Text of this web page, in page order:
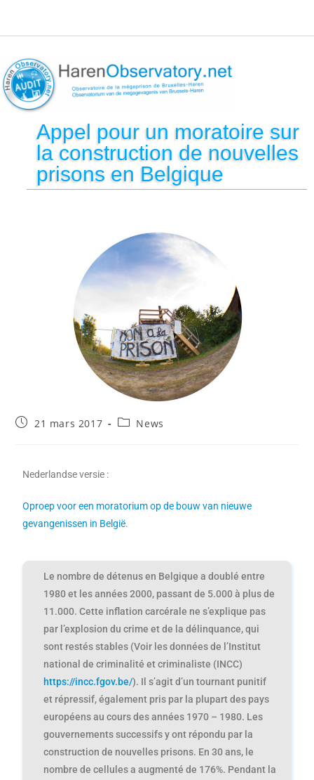
Appel pour un moratoire sur
la construction de nouvelles
prisons en Belgique
21 mars 2017 News
Nederlandse versie :
Oproep voor een moratorium op de bouw van nieuwe
gevangenissen in België.
Le nombre de détenus en Belgique a doublé entre
1980 et les années 2000, passant de 5.000 à plus de
11.000. Cette inflation carcérale ne s’explique pas
par l’explosion du crime et de la délinquance, qui
sont restés stables (Voir les données de l’Institut
national de criminalité et criminaliste (INCC)
https://incc.fgov.be/). Il s’agit d’un tournant punitif
et répressif, également pris par la plupart des pays
européens au cours des années 1970 – 1980. Les
gouvernements successifs y ont répondu par la
construction de nouvelles prisons. En 30 ans, le
nombre de cellules a augmenté de 176%. Pendant la